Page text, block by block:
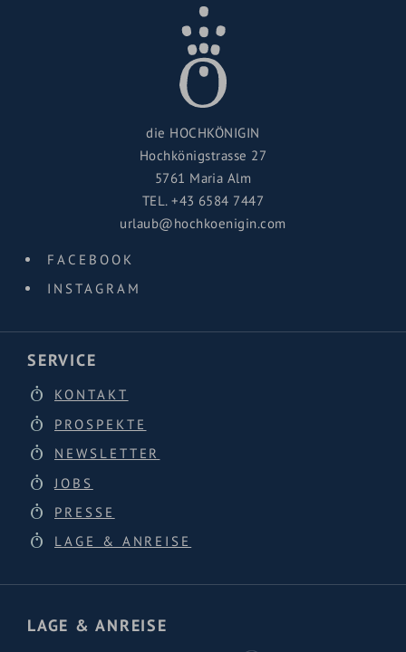
die HOCHKÖNIGIN
Hochkönigstrasse 27
5761 Maria Alm
TEL.+43 6584 7447
urlaub@hochkoenigin.com
FACEBOOK
INSTAGRAM
SERVICE
KONTAKT
PROSPEKTE
NEWSLETTER
JOBS
PRESSE
LAGE & ANREISE
LAGE & ANREISE